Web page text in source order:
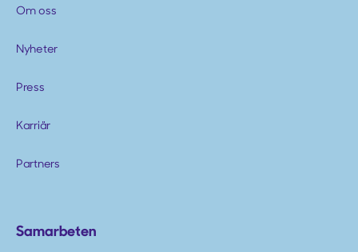
Om oss
Nyheter
Press
Karriär
Partners
Samarbeten